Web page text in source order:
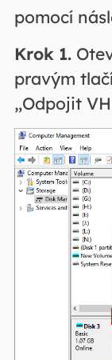
pomocí
Krok 1.
pravým
„Odpojit